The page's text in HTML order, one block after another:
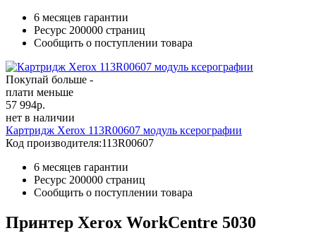
6 месяцев гарантии
Ресурс 200000 страниц
Сообщить о поступлении товара
Покупай больше -
плати меньше
57 994р.
нет в наличии
Картридж Xerox 113R00607 модуль ксерографии
Код производителя:113R00607
6 месяцев гарантии
Ресурс 200000 страниц
Сообщить о поступлении товара
Принтер Xerox WorkCentre 5030